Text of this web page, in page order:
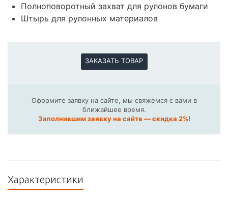
Полноповоротный захват для рулонов бумаги
Штырь для рулонных материалов
ЗАКАЗАТЬ ТОВАР
Оформите заявку на сайте, мы свяжемся с вами в
ближайшее время.
Заполнившим заявку на сайте — скидка 2%!
Характеристики